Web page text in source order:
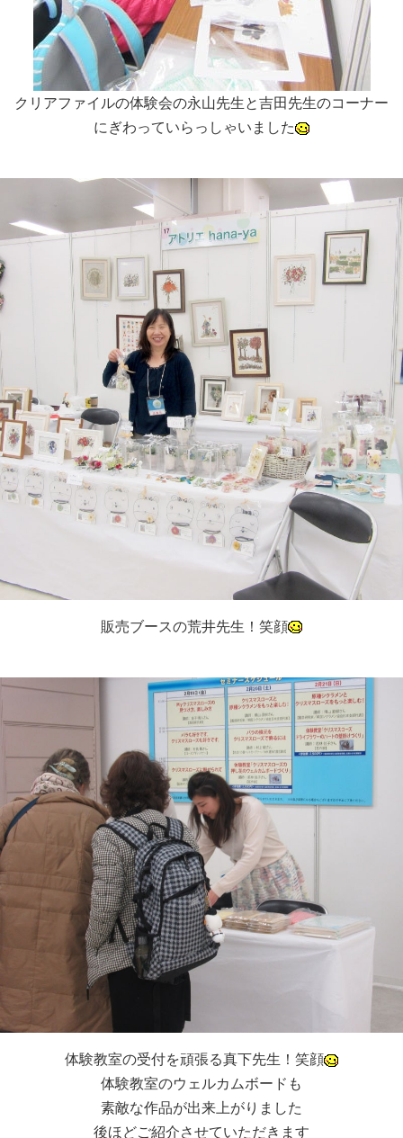
クリアファイルの体験会の永山先生と吉田先生のコーナー
にぎわっていらっしゃいました
販売ブースの荒井先生！笑顔
体験教室の受付を頑張る真下先生！笑顔
体験教室のウェルカムボードも
素敵な作品が出来上がりました
後ほどご紹介させていただきます